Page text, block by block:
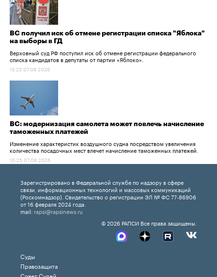
ВС получил иск об отмене регистрации списка "Яблока"
на выборы в ГД
Верховный суд РФ поступил иск об отмене регистрации федерального
списка кандидатов в депутаты от партии «Яблоко».
13:25 07.08.2026
ВС: модернизация самолета может повлечь начисление
таможенных платежей
Изменение характеристик воздушного судна посредством увеличения
количества посадочных мест влечет начисление таможенных платежей.
10:25 07.08.2026
Зарегистрировано в Федеральной службе по надзору в сфере
связи, информационных технологий и массовых коммуникаций
(Роскомнадзор). Свидетельство о регистрации ЭЛ № ФС 77-86906
от 16 февраля 2024 года.
mail: rapsi@rapsinews.ru
© 2026 РАПСИ Все права защищены.
Суды
Правозащита